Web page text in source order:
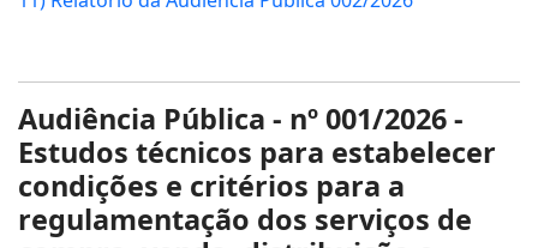
Audiência Pública - nº 001/2026 -
Estudos técnicos para estabelecer
condições e critérios para a
regulamentação dos serviços de